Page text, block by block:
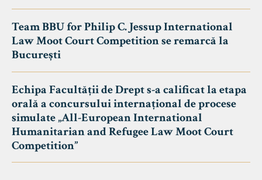
Team BBU for Philip C. Jessup International
Law Moot Court Competition se remarcă la
București
Echipa Facultății de Drept s-a calificat la etapa
orală a concursului internațional de procese
simulate „All-European International
Humanitarian and Refugee Law Moot Court
Competition”